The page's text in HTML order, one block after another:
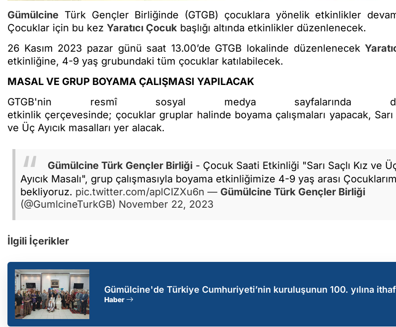
Gümülcine Türk Gençler Birliğinde (GTGB) çocuklara yönelik etkinlikler
Çocuklar için bu kez Yaratıcı Çocuk başlığı altında etkinlikler düzenlenecek.
26 Kasım 2023 pazar günü saat 13.00’de GTGB lokalinde düzenlenecek
etkinliğine, 4-9 yaş grubundaki tüm çocuklar katılabilecek.
MASAL VE GRUP BOYAMA ÇALIŞMASI YAPILACAK
GTGB'nin resmî sosyal medya sayfalarında
etkinlik çerçevesinde; çocuklar gruplar halinde boyama çalışmaları yapacak, Sarı
ve Üç Ayıcık masalları yer alacak.
Gümülcine Türk Gençler Birliği - Çocuk Saati Etkinliği "Sarı Saçlı Kız ve
Ayıcık Masalı", grup çalışmasıyla boyama etkinliğimize 4-9 yaş arası
bekliyoruz. pic.twitter.com/aplCIZXu6n — Gümülcine Türk Gençler Birliği
(@GumlcineTurkGB) November 22, 2023
İlgili İçerikler
Gümülcine'de Türkiye Cumhuriyeti’nin kuruluşunun 100. yılına
"Tarihe Yolculuk Sergisi" açıldı
Haber